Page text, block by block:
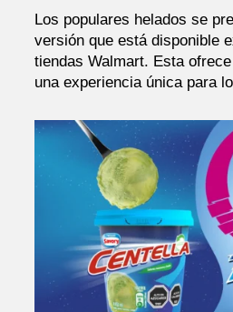
Los populares helados se
versión que está disponible
tiendas Walmart. Esta
una experiencia única para